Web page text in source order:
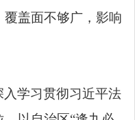
盖面不够广，影响
入学习贯彻习近平法